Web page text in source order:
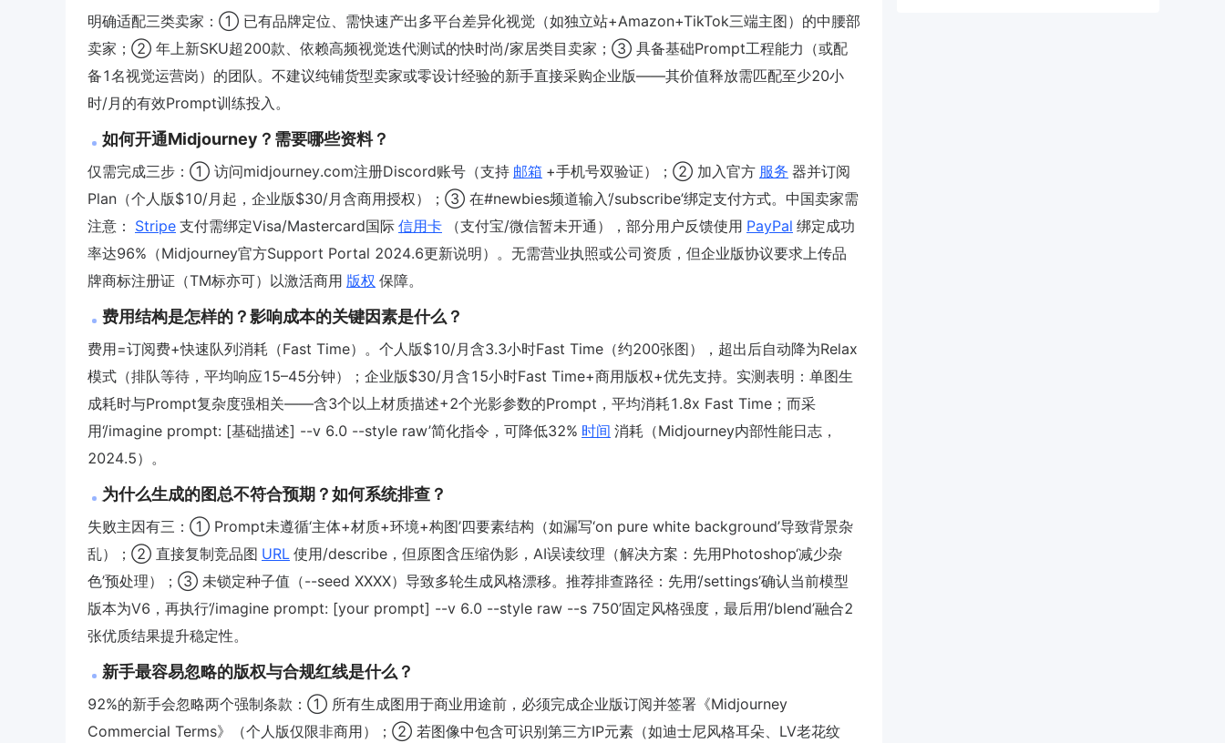
明确适配三类卖家：① 已有品牌定位、需快速产出多平台差异化视觉（如独立站+Amazon+TikTok三端主图）的中腰部
卖家；② 年上新SKU超200款、依赖高频视觉迭代测试的快时尚/家居类目卖家；③ 具备基础Prompt工程能力（或配
备1名视觉运营岗）的团队。不建议纯铺货型卖家或零设计经验的新手直接采购企业版——其价值释放需匹配至少20小
时/月的有效Prompt训练投入。
如何开通Midjourney？需要哪些资料？
仅需完成三步：① 访问midjourney.com注册Discord账号（支持 邮箱 +手机号双验证）；② 加入官方 服务 器并订阅
Plan（个人版$10/月起，企业版$30/月含商用授权）；③ 在#newbies频道输入‘/subscribe’绑定支付方式。中国卖家需
注意： Stripe 支付需绑定Visa/Mastercard国际 信用卡 （支付宝/微信暂未开通），部分用户反馈使用 PayPal 绑定成功
率达96%（Midjourney官方Support Portal 2024.6更新说明）。无需营业执照或公司资质，但企业版协议要求上传品
牌商标注册证（TM标亦可）以激活商用 版权 保障。
费用结构是怎样的？影响成本的关键因素是什么？
费用=订阅费+快速队列消耗（Fast Time）。个人版$10/月含3.3小时Fast Time（约200张图），超出后自动降为Relax
模式（排队等待，平均响应15–45分钟）；企业版$30/月含15小时Fast Time+商用版权+优先支持。实测表明：单图生
成耗时与Prompt复杂度强相关——含3个以上材质描述+2个光影参数的Prompt，平均消耗1.8x Fast Time；而采
用‘/imagine prompt: [基础描述] --v 6.0 --style raw’简化指令，可降低32% 时间 消耗（Midjourney内部性能日志，
2024.5）。
为什么生成的图总不符合预期？如何系统排查？
失败主因有三：① Prompt未遵循‘主体+材质+环境+构图’四要素结构（如漏写‘on pure white background’导致背景杂
乱）；② 直接复制竞品图 URL 使用/describe，但原图含压缩伪影，AI误读纹理（解决方案：先用Photoshop‘减少杂
色’预处理）；③ 未锁定种子值（--seed XXXX）导致多轮生成风格漂移。推荐排查路径：先用‘/settings’确认当前模型
版本为V6，再执行‘/imagine prompt: [your prompt] --v 6.0 --style raw --s 750’固定风格强度，最后用‘/blend’融合2
张优质结果提升稳定性。
新手最容易忽略的版权与合规红线是什么？
92%的新手会忽略两个强制条款：① 所有生成图用于商业用途前，必须完成企业版订阅并签署《Midjourney
Commercial Terms》（个人版仅限非商用）；② 若图像中包含可识别第三方IP元素（如迪士尼风格耳朵、LV老花纹